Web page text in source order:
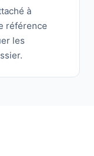
à
référence
les